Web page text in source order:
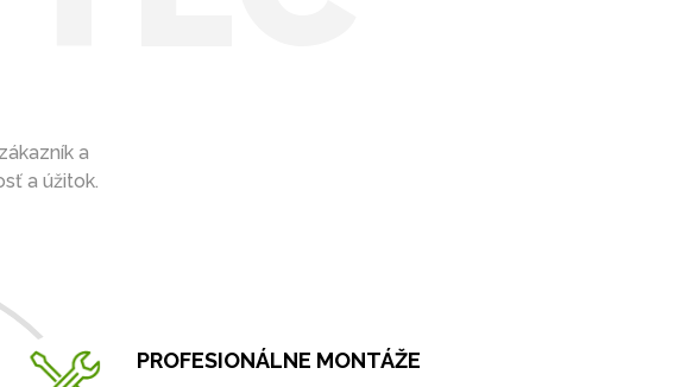
a
a úžitok.
PROFESIONÁLNE MONTÁŽE